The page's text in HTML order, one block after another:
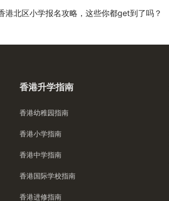
港北区小学报名攻略，这些你都get到了吗？
香港升学指南
香港幼稚园指南
香港小学指南
香港中学指南
香港国际学校指南
香港进修指南